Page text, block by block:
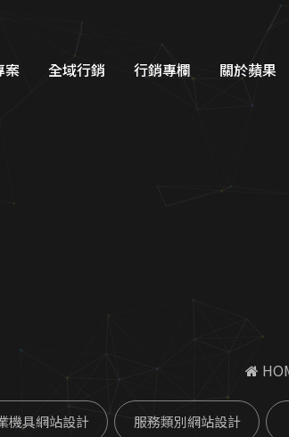
案 全域行銷
一站式整合行銷
行銷專欄 關於蘋果
機具網站設計 服務類別網站設計